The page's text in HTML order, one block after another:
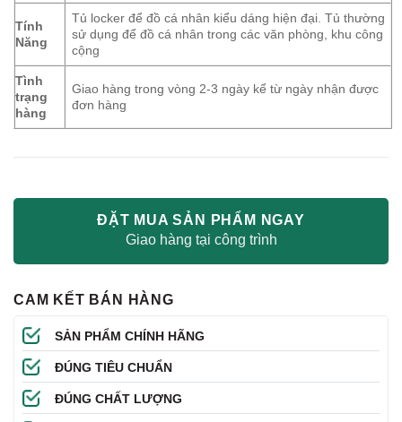
Tính
Năng
Tủ locker để đồ cá nhân kiểu dáng hiện đại. Tủ thường
sử dụng để đồ cá nhân trong các văn phòng, khu công
cộng
Tình
trạng
hàng
Giao hàng trong vòng 2-3 ngày kể từ ngày nhận được
đơn hàng
ĐẶT MUA SẢN PHẨM NGAY
Giao hàng tại công trình
CAM KẾT BÁN HÀNG
SẢN PHẨM CHÍNH HÃNG
ĐÚNG TIÊU CHUẨN
ĐÚNG CHẤT LƯỢNG